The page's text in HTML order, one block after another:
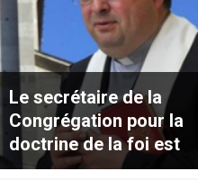
Le secrétaire de la
Congrégation pour la
doctrine de la foi est
nommé évêque